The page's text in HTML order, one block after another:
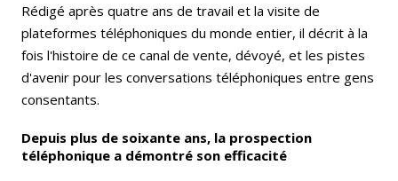
Rédigé après quatre ans de travail et la visite de
plateformes téléphoniques du monde entier, il décrit à la
fois l'histoire de ce canal de vente, dévoyé, et les pistes
d'avenir pour les conversations téléphoniques entre gens
consentants.
Depuis plus de soixante ans, la prospection
téléphonique a démontré son efficacité